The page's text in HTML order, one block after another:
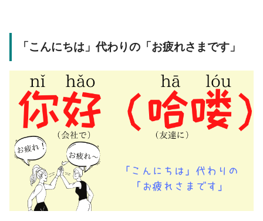
「こんにちは」代わりの「お疲れさまです」